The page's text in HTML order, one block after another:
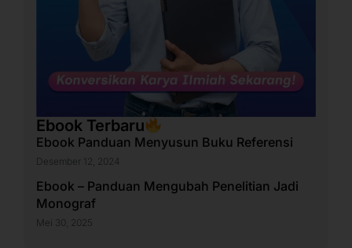
Ebook Terbaru
Ebook Panduan Menyusun Buku Referensi
Desember 12, 2024
Ebook – Panduan Mengubah Penelitian Jadi
Monograf
Mei 30, 2025